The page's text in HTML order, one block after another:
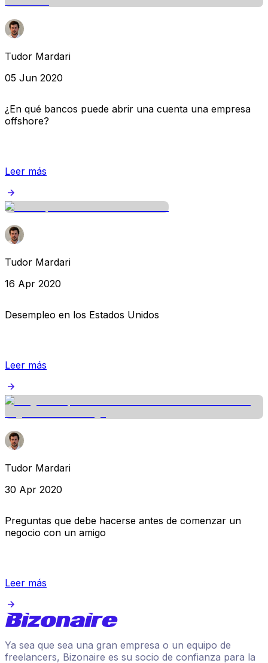
Tudor Mardari
05 Jun 2020
¿En qué bancos puede abrir una cuenta una empresa
offshore?
Leer más
Tudor Mardari
16 Apr 2020
Desempleo en los Estados Unidos
Leer más
Tudor Mardari
30 Apr 2020
Preguntas que debe hacerse antes de comenzar un
negocio con un amigo
Leer más
Ya sea que sea una gran empresa o un equipo de
freelancers, Bizonaire es su socio de confianza para la